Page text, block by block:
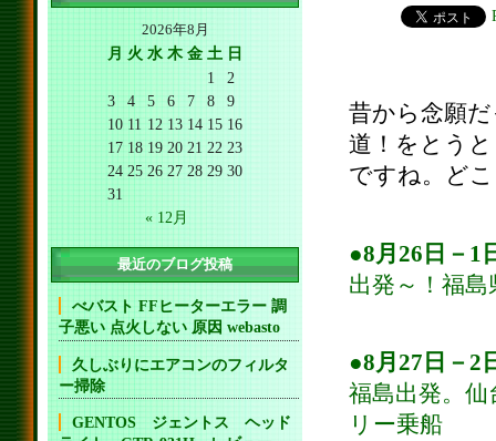
昔から念願
道！をとう
ですね。ど
●8月26日－1
出発～！福
●8月27日－2
福島出発。
リー乗船
2026年8月
月 火 水 木 金 土 日
1
2
3
4 5 6 7 8
9
10 11 12 13 14 15 16
17 18 19 20 21 22 23
24 25 26 27 28 29 30
31
« 12月
最近のブログ投稿
べバスト FFヒーターエラー 調
子悪い 点火しない 原因 webasto
久しぶりにエアコンのフィルタ
ー掃除
GENTOS ジェントス ヘッド